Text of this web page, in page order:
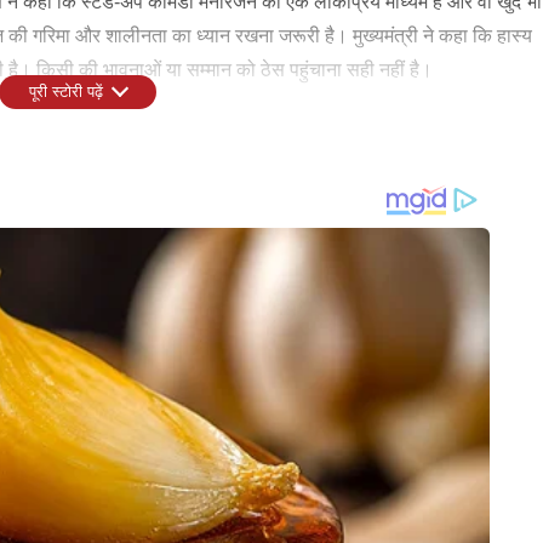
गरिमा और शालीनता का ध्यान रखना जरूरी है। मुख्यमंत्री ने कहा कि हास्य
किसी की भावनाओं या सम्मान को ठेस पहुंचाना सही नहीं है।
जांगड़ा, डॉ. सेजल पवार और बाकी लोगों के खिलाफ भारतीय न्याय संहिता
मामला दर्ज किया है। इसके साथ ही राष्ट्रीय महिला आयोग (NCW) ने ने
कहा है। साथ ही हरियाणा के डीजीपी को पत्र लिखकर मामले में सख्त
तेज गेंदबाज ने अचानक
क्रिकेट से संन्यास का
'LGBTQIA समाज का हिस्सा, लेकिन शादी
की संस्था से छेड़छाड़ नहीं', RSS प्रमुख
मोहन भागवत का बड़ा बयान
पूरी स्टोरी पढ़ें